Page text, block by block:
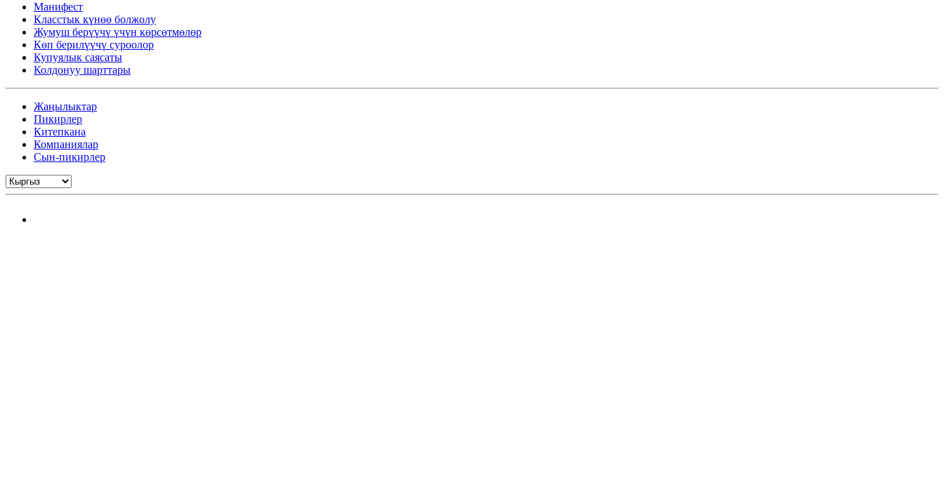
Манифест
Класстык күнөө болжолу
Жумуш берүүчү үчүн көрсөтмөлөр
Көп берилүүчү суроолор
Купуялык саясаты
Колдонуу шарттары
Жаңылыктар
Пикирлер
Китепкана
Компаниялар
Сын-пикирлер